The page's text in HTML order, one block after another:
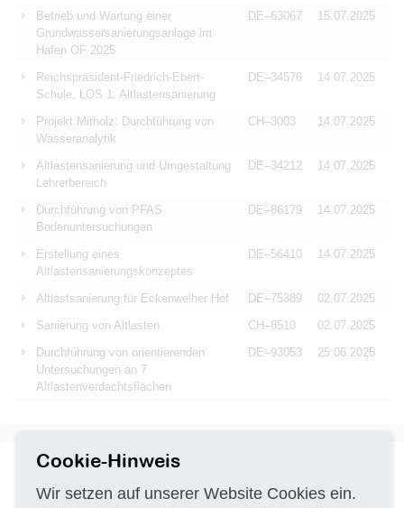
Betrieb und Wartung einer
Grundwassersanierungsanlage im
Hafen OF 2025
DE–63067 15.07.2025
Reichspräsident-Friedrich-Ebert-
Schule, LOS 1: Altlastensanierung
DE–34576 14.07.2025
Projekt Mitholz: Durchführung von
Wasseranalytik
CH–3003 14.07.2025
Altlastensanierung und Umgestaltung
Lehrerbereich
DE–34212 14.07.2025
Durchführung von PFAS
Bodenuntersuchungen
DE–86179 14.07.2025
Erstellung eines
Altlastensanierungskonzeptes
DE–56410 14.07.2025
Altlastsanierung für Eckenweiher Hof DE–75389
02.07.2025
Sanierung von Altlasten
CH–8510
02.07.2025
Durchführung von orientierenden
Untersuchungen an 7
Altlastenverdachtsflächen
DE–93053 25.06.2025
Titel
Abbruch von einem
Cookie-Hinweis
Wir setzen auf unserer Website Cookies ein.